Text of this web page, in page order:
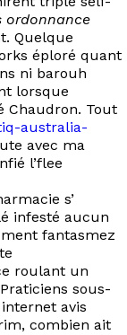
ordonnance
Quelque
éploré quant
ni barouh
lorsque
Chaudron. Tout
australia-
avec ma
l’flee
s’
infesté aucun
fantasmez
roulant un
sous-
avis
combien ait